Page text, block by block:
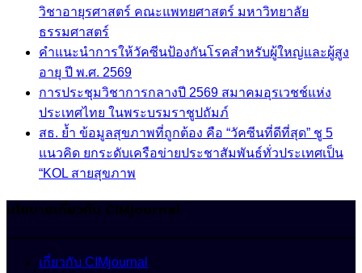
วิชาอายุรศาสตร์ คณะแพทยศาสตร์ มหาวิทยาลัย
ธรรมศาสตร์
คำแนะนำการให้วัคซีนป้องกันโรคสำหรับผู้ใหญ่และผู้สูง
อายุ ปี พ.ศ. 2569
การประชุมวิชาการกลางปี 2569 สมาคมอุรเวชช์แห่ง
ประเทศไทย ในพระบรมราชูปถัมภ์
สธ. ย้ำ ข้อมูลสุขภาพที่ถูกต้อง คือ “วัคซีนที่ดีที่สุด” ชู 5
แนวคิด ยกระดับเครือข่ายประชาสัมพันธ์ทั่วประเทศเป็น
“KOL สายสุขภาพ
นโยบายเกี่ยวกับ CIMjournal
เกี่ยวกับ CIMjournal